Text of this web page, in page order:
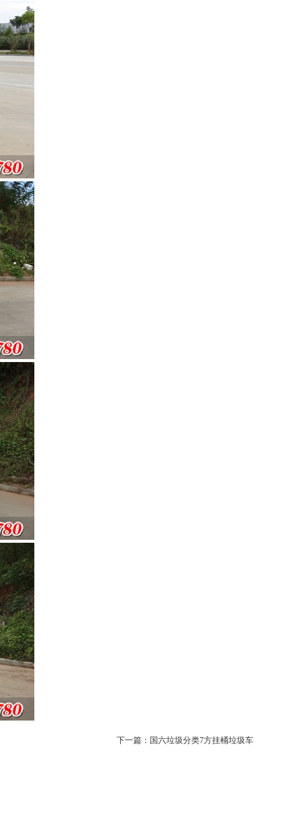
下一篇：国六垃圾分类7方挂桶垃圾车